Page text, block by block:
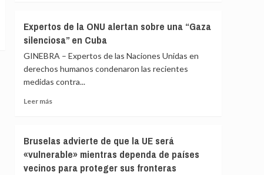
contra
una
pro-
Kremlin
rebeldes
hutíes
reivindican
contra
campamentos
Hadramaut
Expertos de la ONU alertan sobre una “Gaza
silenciosa” en Cuba
GINEBRA – Expertos de las Naciones Unidas en
derechos humanos condenaron las recientes
medidas contra...
Leer másLeer
de
la
ONU
Bruselas advierte de que la UE será
«vulnerable» mientras dependa de países
vecinos para proteger sus fronteras